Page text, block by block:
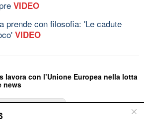
VIDEO
prende con filosofia: 'Le cadute
VIDEO
lavora con l’Unione Europea nella lotta
news